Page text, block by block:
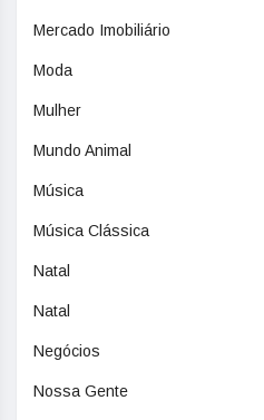
Mercado Imobiliário
Moda
Mulher
Mundo Animal
Música
Música Clássica
Natal
Natal
Negócios
Nossa Gente